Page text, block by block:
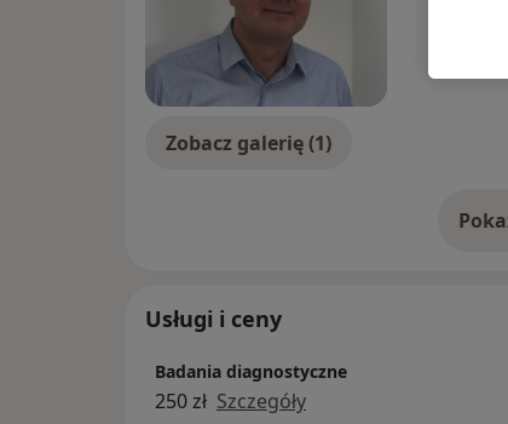
Zobacz galerię (1)
Usługi i ceny
Badania diagnostyczne
250 zł Szczegóły